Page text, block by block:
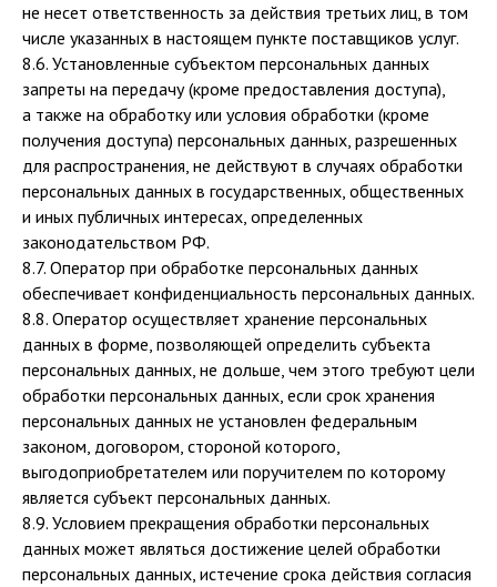
не несет ответственность за действия третьих лиц, в том
числе указанных в настоящем пункте поставщиков услуг.
8.6. Установленные субъектом персональных данных
запреты на передачу (кроме предоставления доступа),
а также на обработку или условия обработки (кроме
получения доступа) персональных данных, разрешенных
для распространения, не действуют в случаях обработки
персональных данных в государственных, общественных
и иных публичных интересах, определенных
законодательством РФ.
8.7. Оператор при обработке персональных данных
обеспечивает конфиденциальность персональных данных.
8.8. Оператор осуществляет хранение персональных
данных в форме, позволяющей определить субъекта
персональных данных, не дольше, чем этого требуют цели
обработки персональных данных, если срок хранения
персональных данных не установлен федеральным
законом, договором, стороной которого,
выгодоприобретателем или поручителем по которому
является субъект персональных данных.
8.9. Условием прекращения обработки персональных
данных может являться достижение целей обработки
персональных данных, истечение срока действия согласия